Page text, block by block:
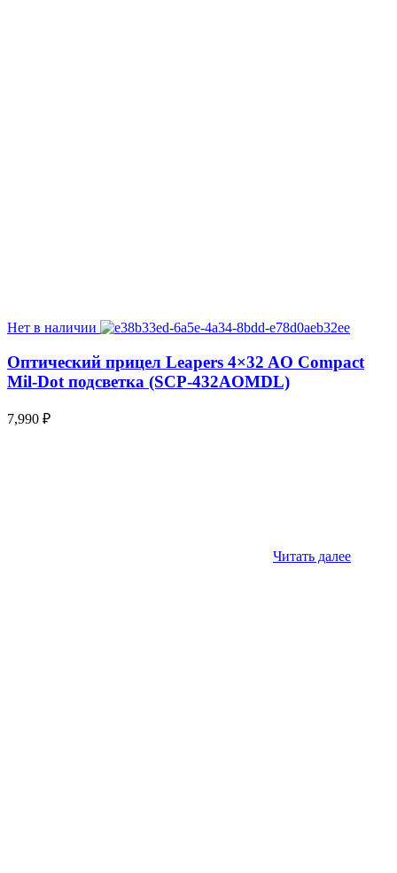
Нет в наличии
Оптический прицел Leapers 4×32 AO Compact
Mil-Dot подсветка (SCP-432AOMDL)
7,990 ₽
Читать далее